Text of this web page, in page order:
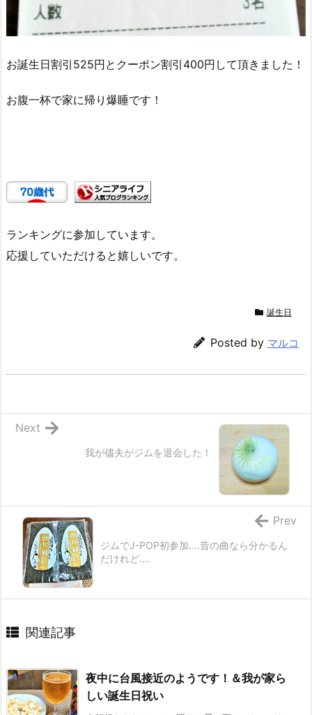
お誕生日割引525円とクーポン割引400円して頂きました！
お腹一杯で家に帰り爆睡です！
ランキングに参加しています。
応援していただけると嬉しいです。
誕生日
Posted by マルコ
我が儘夫がジムを退会した！
Next
ジムでJ-POP初参加‥‥昔の曲なら分かるん
だけれど‥‥
Prev
関連記事
夜中に台風接近のようです！＆我が家ら
しい誕生日祝い